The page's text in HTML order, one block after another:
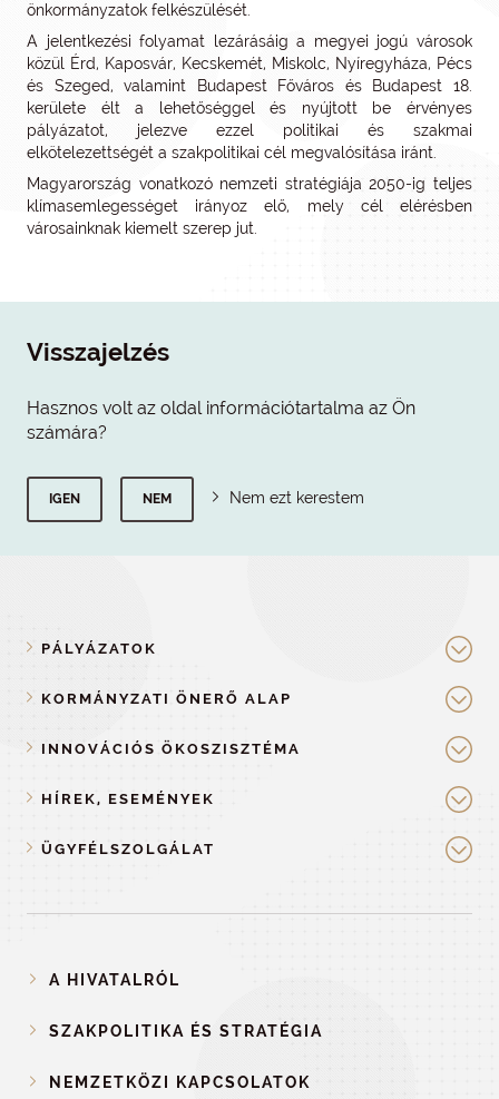
önkormányzatok felkészülését.
A jelentkezési folyamat lezárásáig a megyei jogú városok
közül Érd, Kaposvár, Kecskemét, Miskolc, Nyíregyháza, Pécs
és Szeged, valamint Budapest Főváros és Budapest 18.
kerülete élt a lehetőséggel és nyújtott be érvényes
pályázatot, jelezve ezzel politikai és szakmai
elkötelezettségét a szakpolitikai cél megvalósítása iránt.
Magyarország vonatkozó nemzeti stratégiája 2050-ig teljes
klímasemlegességet irányoz elő, mely cél elérésben
városainknak kiemelt szerep jut.
Visszajelzés
Hasznos volt az oldal információtartalma az Ön
számára?
IGEN NEM Nem ezt kerestem
PÁLYÁZATOK
KORMÁNYZATI ÖNERŐ ALAP
INNOVÁCIÓS ÖKOSZISZTÉMA
HÍREK, ESEMÉNYEK
ÜGYFÉLSZOLGÁLAT
A HIVATALRÓL
SZAKPOLITIKA ÉS STRATÉGIA
NEMZETKÖZI KAPCSOLATOK